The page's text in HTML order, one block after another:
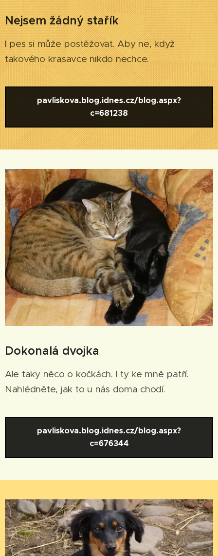
Nejsem žádný stařík
I pes si může postěžovat. Aby ne, když
takového krasavce nikdo nechce.
pavliskova.blog.idnes.cz/blog.aspx?
c=681238
Dokonalá dvojka
Ale taky něco o kočkách. I ty ke mně patří.
Nahlédněte, jak to u nás doma chodí.
pavliskova.blog.idnes.cz/blog.aspx?
c=676344